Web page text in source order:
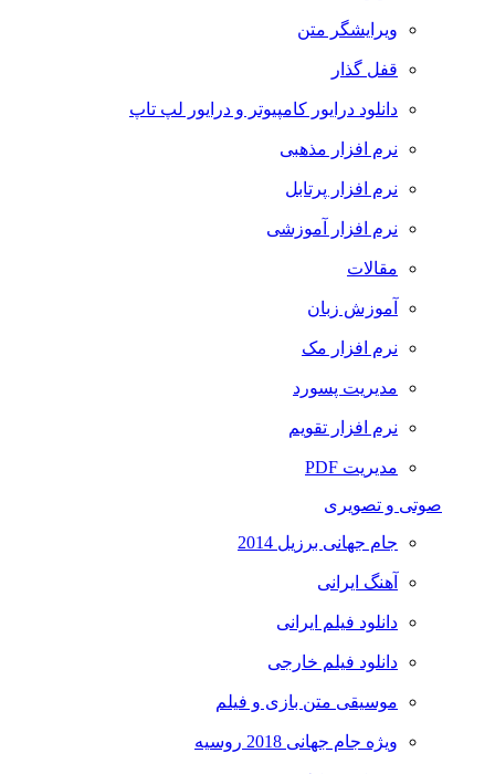
ویرایشگر متن
قفل گذار
دانلود درایور کامپیوتر و درایور لپ تاپ
نرم افزار مذهبی
نرم افزار پرتابل
نرم افزار آموزشی
مقالات
آموزش زبان
نرم افزار مک
مدیریت پسورد
نرم افزار تقویم
مدیریت PDF
صوتی و تصویری
جام جهانی برزیل 2014
آهنگ ایرانی
دانلود فیلم ایرانی
دانلود فیلم خارجی
موسیقی متن بازی و فیلم
ویژه جام جهانی 2018 روسیه